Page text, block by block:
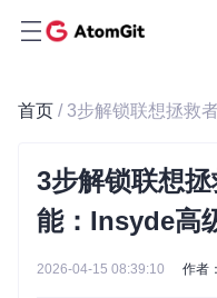
首页
3步解锁联想
能：Insyde高
2026-04-15 08:39:10 作者